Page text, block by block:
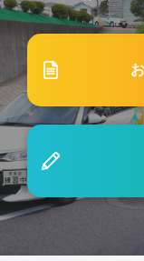
#16「自動車学
にチェックすべ
#69【女性・社
選び方｜不安解